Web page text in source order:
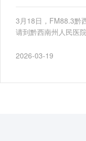
3月18日，FM88.3黔
请到黔西南州人民医
2026-03-19